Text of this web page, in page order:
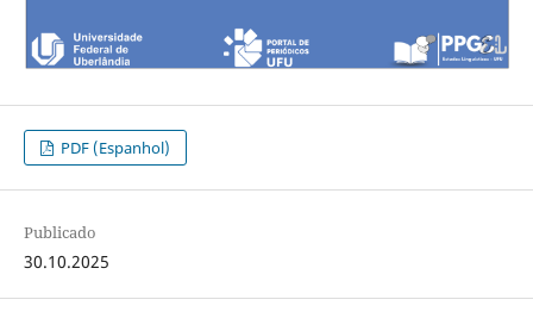
PDF (Espanhol)
Publicado
30.10.2025